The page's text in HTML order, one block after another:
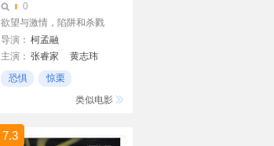
0
欲望与激情，陷阱和杀戮
导演： 柯孟融
主演： 张睿家
黄志玮
小泽玛利亚
恐惧
惊栗
类似电影
7.3